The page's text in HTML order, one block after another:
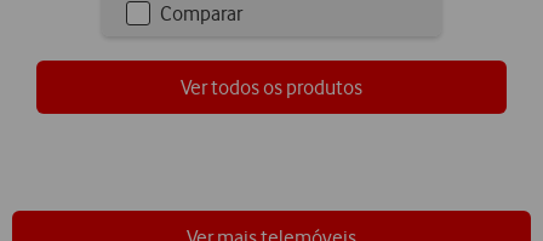
Checkbox
ticked
Comparar
Ver todos os produtos